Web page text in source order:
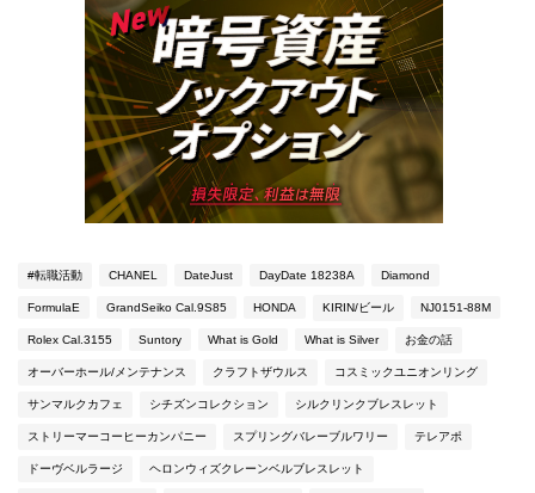
#転職活動 CHANEL DateJust DayDate 18238A Diamond
FormulaE GrandSeiko Cal.9S85 HONDA KIRIN/ビール NJ0151-88M
Rolex Cal.3155 Suntory What is Gold What is Silver お金の話
オーバーホール/メンテナンス クラフトザウルス コスミックユニオンリング
サンマルクカフェ シチズンコレクション シルクリンクブレスレット
ストリーマーコーヒーカンパニー スプリングバレーブルワリー テレアポ
ドーヴベルラージ ヘロンウィズクレーンベルブレスレット